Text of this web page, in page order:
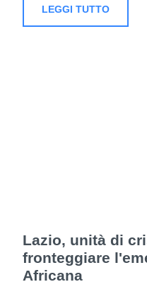
LEGGI TUTTO
Lazio, unità di
fronteggiare
Africana